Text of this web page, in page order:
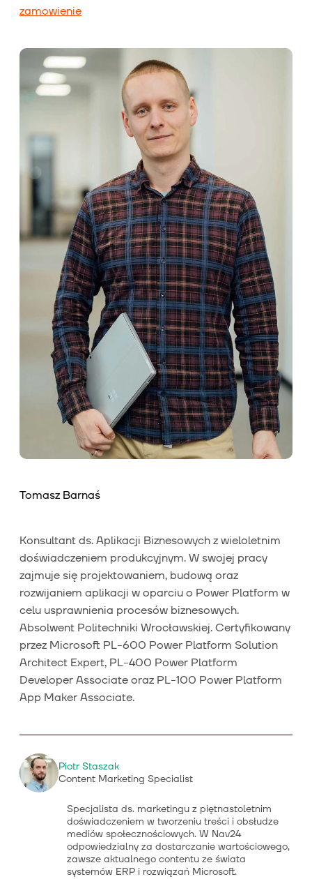
zamowienie
Tomasz Barnaś
Konsultant ds. Aplikacji Biznesowych z wieloletnim
doświadczeniem produkcyjnym. W swojej pracy
zajmuje się projektowaniem, budową oraz
rozwijaniem aplikacji w oparciu o Power Platform w
celu usprawnienia procesów biznesowych.
Absolwent Politechniki Wrocławskiej. Certyfikowany
przez Microsoft PL-600 Power Platform Solution
Architect Expert, PL-400 Power Platform
Developer Associate oraz PL-100 Power Platform
App Maker Associate.
Piotr Staszak
Content Marketing Specialist
Specjalista ds. marketingu z piętnastoletnim
doświadczeniem w tworzeniu treści i obsłudze
mediów społecznościowych. W Nav24
odpowiedzialny za dostarczanie wartościowego,
zawsze aktualnego contentu ze świata
systemów ERP i rozwiązań Microsoft.